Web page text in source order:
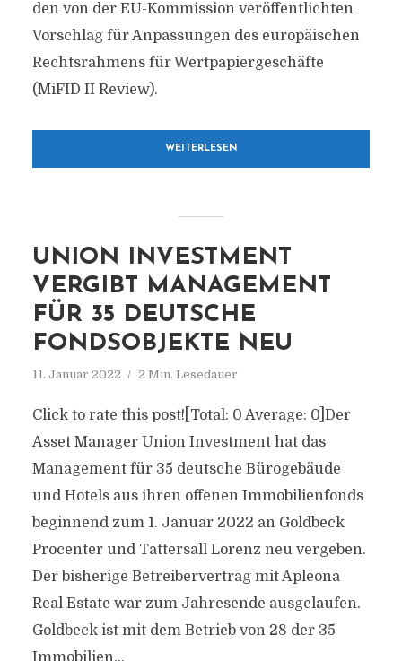
den von der EU-Kommission veröffentlichten
Vorschlag für Anpassungen des europäischen
Rechtsrahmens für Wertpapiergeschäfte
(MiFID II Review).
WEITERLESEN
UNION INVESTMENT
VERGIBT MANAGEMENT
FÜR 35 DEUTSCHE
FONDSOBJEKTE NEU
11. Januar 2022 2 Min. Lesedauer
Click to rate this post![Total: 0 Average: 0]Der
Asset Manager Union Investment hat das
Management für 35 deutsche Bürogebäude
und Hotels aus ihren offenen Immobilienfonds
beginnend zum 1. Januar 2022 an Goldbeck
Procenter und Tattersall Lorenz neu vergeben.
Der bisherige Betreibervertrag mit Apleona
Real Estate war zum Jahresende ausgelaufen.
Goldbeck ist mit dem Betrieb von 28 der 35
Immobilien...